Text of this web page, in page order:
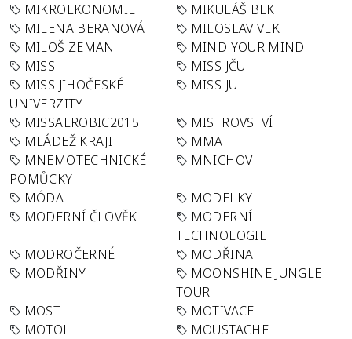
MIKROEKONOMIE
MIKULÁŠ BEK
MILENA BERANOVÁ
MILOSLAV VLK
MILOŠ ZEMAN
MIND YOUR MIND
MISS
MISS JČU
MISS JIHOČESKÉ
UNIVERZITY
MISS JU
MISSAEROBIC2015
MISTROVSTVÍ
MLÁDEŽ KRAJI
MMA
MNEMOTECHNICKÉ
POMŮCKY
MNICHOV
MÓDA
MODELKY
MODERNÍ ČLOVĚK
MODERNÍ
TECHNOLOGIE
MODROČERNÉ
MODŘINA
MODŘINY
MOONSHINE JUNGLE
TOUR
MOST
MOTIVACE
MOTOL
MOUSTACHE